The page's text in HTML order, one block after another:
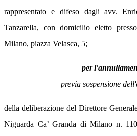
rappresentato e difeso dagli avv.
Tanzarella, con domicilio eletto
Milano, piazza Velasca, 5;
per
previa sospensione
della deliberazione del Direttore
Niguarda Ca’ Granda di Milano n.